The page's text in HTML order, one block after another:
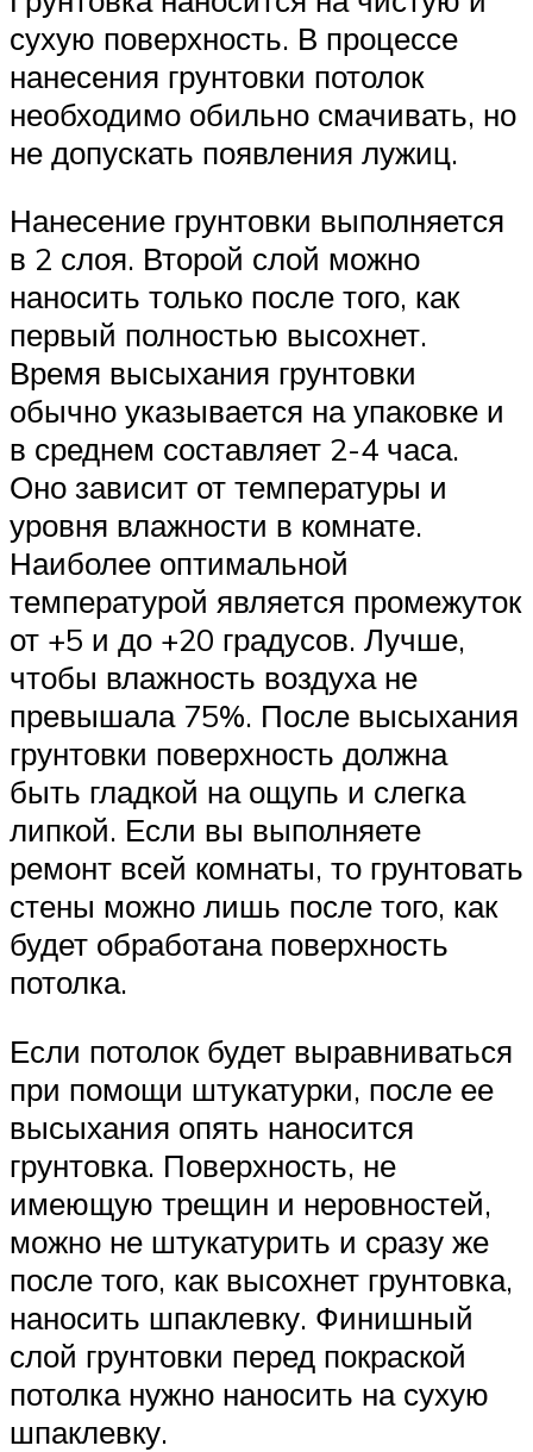
сухую поверхность. В процессе
нанесения грунтовки потолок
необходимо обильно смачивать, но
не допускать появления лужиц.
Нанесение грунтовки выполняется
в 2 слоя. Второй слой можно
наносить только после того, как
первый полностью высохнет.
Время высыхания грунтовки
обычно указывается на упаковке и
в среднем составляет 2-4 часа.
Оно зависит от температуры и
уровня влажности в комнате.
Наиболее оптимальной
температурой является промежуток
от +5 и до +20 градусов. Лучше,
чтобы влажность воздуха не
превышала 75%. После высыхания
грунтовки поверхность должна
быть гладкой на ощупь и слегка
липкой. Если вы выполняете
ремонт всей комнаты, то грунтовать
стены можно лишь после того, как
будет обработана поверхность
потолка.
Если потолок будет выравниваться
при помощи штукатурки, после ее
высыхания опять наносится
грунтовка. Поверхность, не
имеющую трещин и неровностей,
можно не штукатурить и сразу же
после того, как высохнет грунтовка,
наносить шпаклевку. Финишный
слой грунтовки перед покраской
потолка нужно наносить на сухую
шпаклевку.